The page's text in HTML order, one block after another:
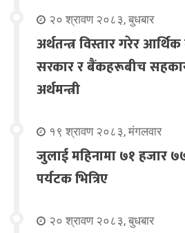
२० श्रावण २०८३, बुधबार
अर्थतन्त्र विस्तार गरेर
सरकार र बैंकहरूबीच
अर्थमन्त्री
१९ श्रावण २०८३, मंगलवार
जुलाई महिनामा ७१ हजार
पर्यटक भित्रिए
२० श्रावण २०८३, बुधबार